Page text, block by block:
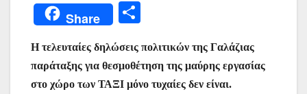
a
c
e
b
w
itt
er
h
at
s
A
m
ai
l
e
st
s
e
gr
a
Share
ρ
α
Η τελευταίες δηλώσεις πολιτικών της Γαλάζιας
παράταξης για θεσμοθέτηση της μαύρης εργασίας
στο χώρο των ΤΑΞΙ μόνο τυχαίες δεν είναι.